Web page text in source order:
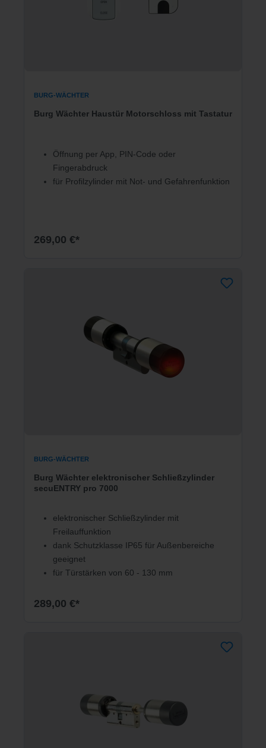
BURG-WÄCHTER
Burg Wächter Haustür Motorschloss mit Tastatur
Öffnung per App, PIN-Code oder
Fingerabdruck
für Profilzylinder mit Not- und Gefahrenfunktion
269,00 €*
BURG-WÄCHTER
Burg Wächter elektronischer Schließzylinder
secuENTRY pro 7000
elektronischer Schließzylinder mit
Freilauffunktion
dank Schutzklasse IP65 für Außenbereiche
geeignet
für Türstärken von 60 - 130 mm
289,00 €*